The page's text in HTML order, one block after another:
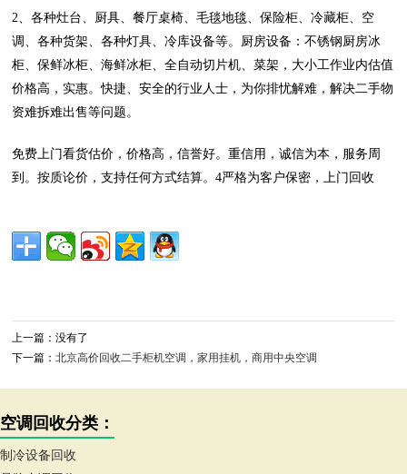
2、各种灶台、厨具、餐厅桌椅、毛毯地毯、保险柜、冷藏柜、空
调、各种货架、各种灯具、冷库设备等。厨房设备：不锈钢厨房冰
柜、保鲜冰柜、海鲜冰柜、全自动切片机、菜架，大小工作业内估值
价格高，实惠。快捷、安全的行业人士，为你排忧解难，解决二手物
资难拆难出售等问题。
免费上门看货估价，价格高，信誉好。重信用，诚信为本，服务周
到。按质论价，支持任何方式结算。4严格为客户保密，上门回收
上一篇：没有了
下一篇：北京高价回收二手柜机空调，家用挂机，商用中央空调
空调回收分类：
制冷设备回收